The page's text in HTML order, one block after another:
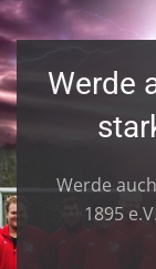
Werde
Werde
1895